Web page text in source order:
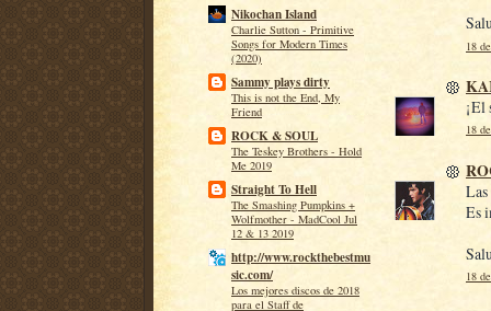
Nikochan Island
Charlie Sutton - Primitive
Songs for Modern Times
(2020)
Sammy plays dirty
This is not the End, My
Friend
ROCK & SOUL
The Teskey Brothers - Hold
Me 2019
Straight To Hell
The Smashing Pumpkins +
Wolfmother - MadCool Jul
12 & 13 2019
http://www.rockthebestmu
sic.com/
Los mejores discos de 2018
para el Staff de
18
¡El
18
Es
18